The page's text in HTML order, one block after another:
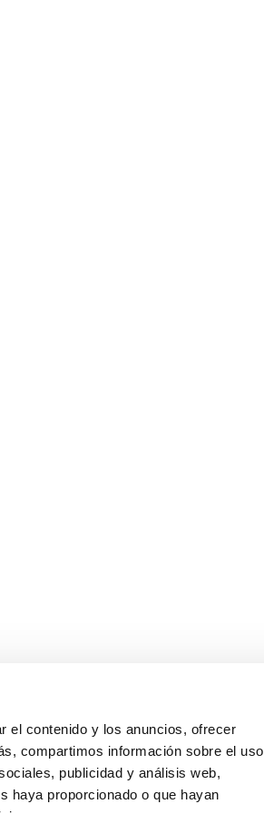
el contenido y los anuncios, ofrecer
compartimos información sobre el uso
publicidad y análisis web,
haya proporcionado o que hayan